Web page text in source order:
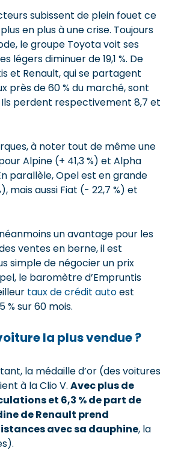
subissent de plein fouet ce
en plus à une crise. Toujours
le groupe Toyota voit ses
légers diminuer de 19,1 %. De
et Renault, qui se partagent
près de 60 % du marché, sont
Ils perdent respectivement 8,7 et
à noter tout de même une
Alpine (+ 41,3 %) et Alpha
parallèle, Opel est en grande
mais aussi Fiat (- 22,7 %) et
un avantage pour les
ventes en berne, il est
simple de négocier un prix
le baromètre d’Empruntis
taux de crédit autoest
% sur 60 mois.
la plus vendue ?
la médaille d’or (des voitures
à la Clio V. Avec plus de
et 6,3 % de part de
de Renault prend
avec sa dauphine, la